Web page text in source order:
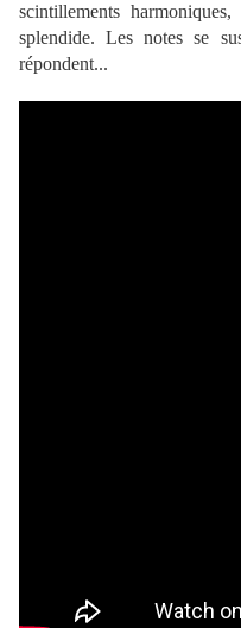
scintillements
splendide. Les notes se
répondent...